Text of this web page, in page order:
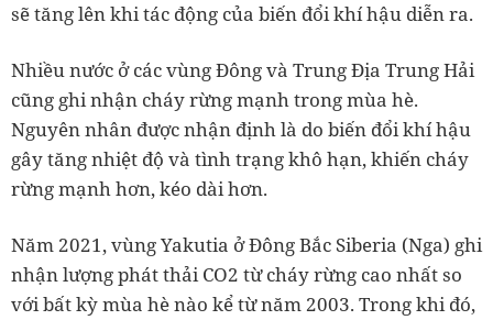
sẽ tăng lên khi tác động của biến đổi khí hậu diễn ra.
Nhiều nước ở các vùng Đông và Trung Địa Trung Hải
cũng ghi nhận cháy rừng mạnh trong mùa hè.
Nguyên nhân được nhận định là do biến đổi khí hậu
gây tăng nhiệt độ và tình trạng khô hạn, khiến cháy
rừng mạnh hơn, kéo dài hơn.
Năm 2021, vùng Yakutia ở Đông Bắc Siberia (Nga) ghi
nhận lượng phát thải CO2 từ cháy rừng cao nhất so
với bất kỳ mùa hè nào kể từ năm 2003. Trong khi đó,